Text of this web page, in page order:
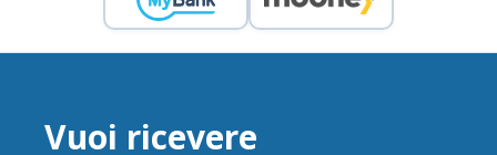
Vuoi ricevere